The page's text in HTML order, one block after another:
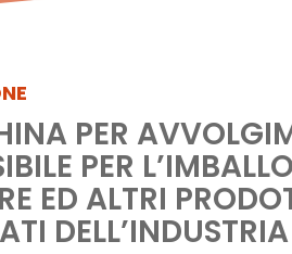
PER
PER
ED ALTRI